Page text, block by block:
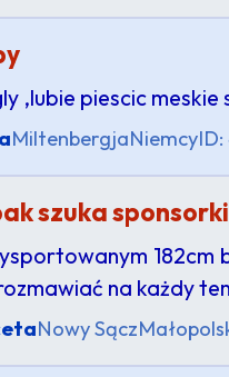
,lubie piescic
MiltenbergjaNiemcy
szuka sponsorki
182cm
na każdy
Nowy Sącz